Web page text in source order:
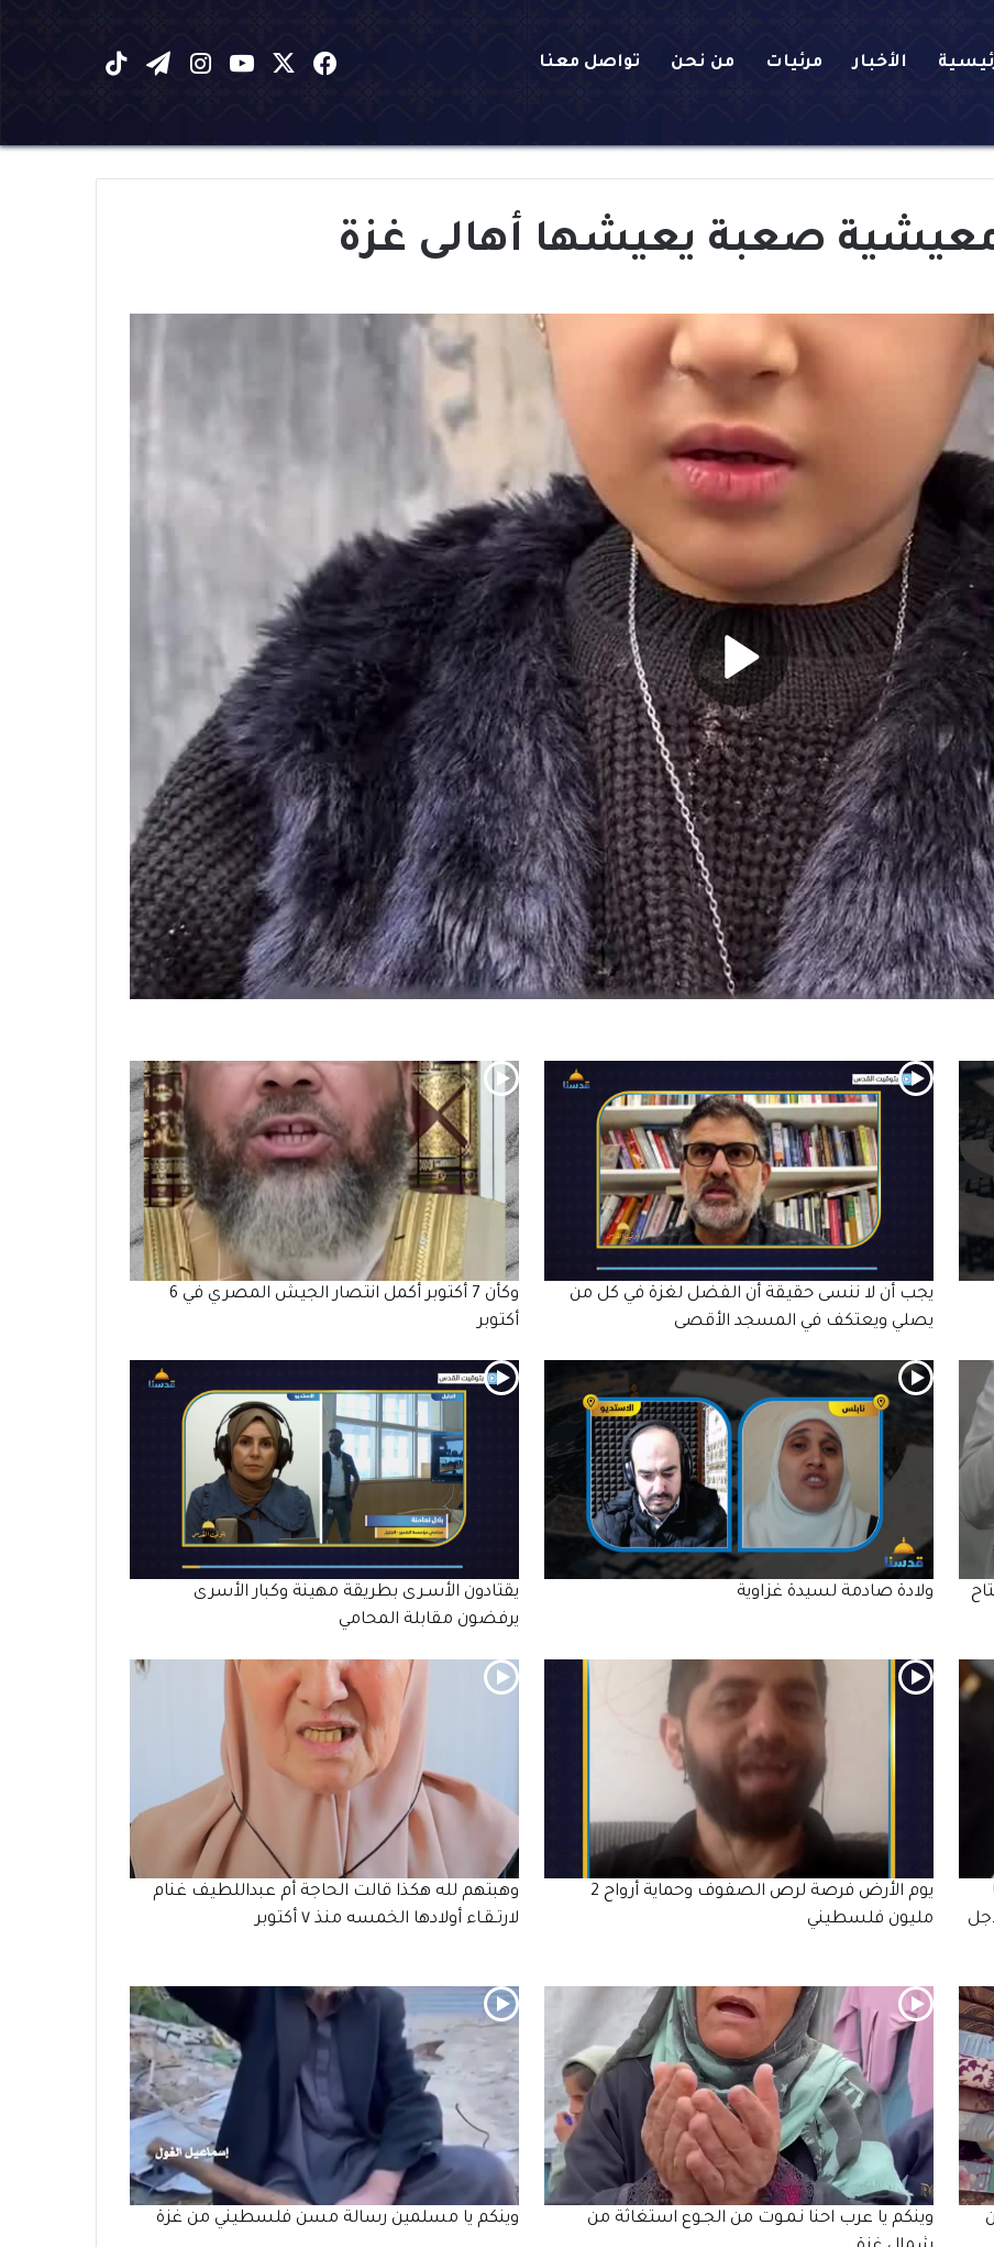
الأخبار مرئيات من نحن تواصل معنا فيسبوك يوتيوبانستقرام
تيلقرام
صعبة يعيشها أهالى غزة
يجب أن لا ننسى حقيقة أن الفضل لغزة في كل من
يصلي ويعتكف في المسجد الأقصى
وكأن 7 أكتوبر أكمل انتصار الجيش المصري في 6
أكتوبر
ولادة صادمة لسيدة غزاوية
يقتادون الأسـرى بطريقة مهينة وكبار الأسرى
يرفضون مقابلة المحامي
يوم الأرض فرصة لرص الصفوف وحماية أرواح 2
مليون فلسطيني
وهبتهم لله هكذا قالت الحاجة أم عبداللطيف غنام
لارتـقـاء أولادها الخمسه منذ ٧ أكتوبر
وينكم يا عرب احنا نـمـوت من الجـوع استغاثة من
وينكم يا مسلمين رسالة مسن فلسطيني من غزة